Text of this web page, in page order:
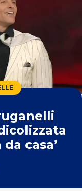
casa’